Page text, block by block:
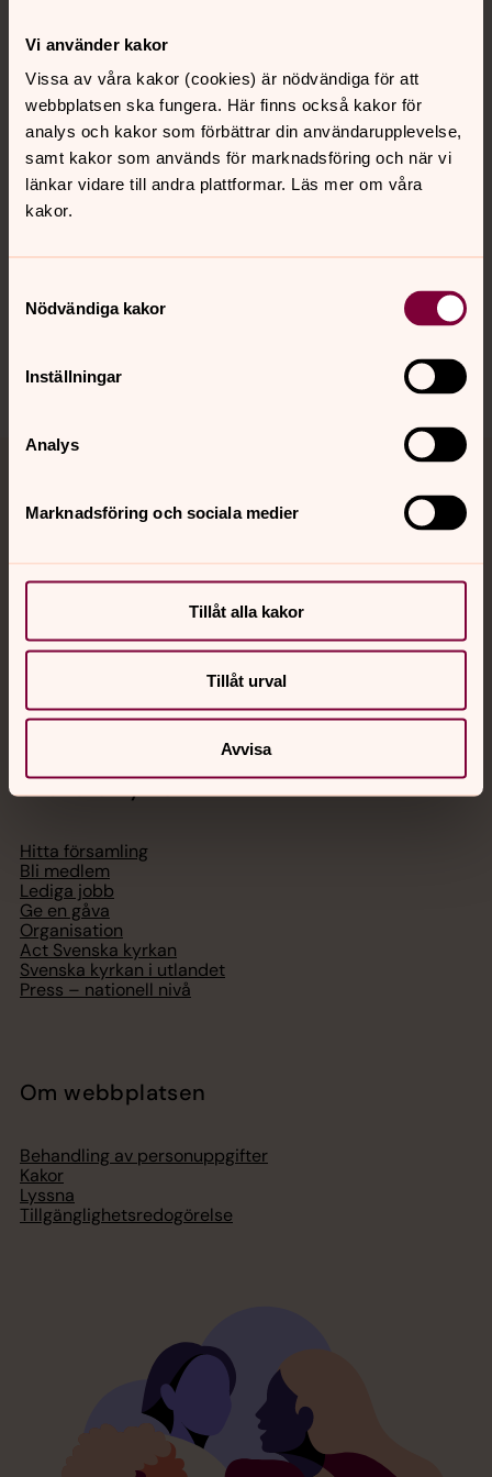
Vi använder kakor
Vissa av våra kakor (cookies) är nödvändiga för att
webbplatsen ska fungera. Här finns också kakor för
analys och kakor som förbättrar din användarupplevelse,
samt kakor som används för marknadsföring och när vi
länkar vidare till andra plattformar. Läs mer om våra
kakor.
Nödvändiga kakor
Inställningar
Analys
Marknadsföring och sociala medier
Tillåt alla kakor
Tillåt urval
Avvisa
Kontakt
Kalender
Sociala kanaler
Akut samtals- och krisstöd. Prata eller chatta anonymt
med en präst på kvällar och nätter.
Digitalt brev
Svenska kyrkan
Hitta församling
Bli medlem
Lediga jobb
Ge en gåva
Organisation
Act Svenska kyrkan
Svenska kyrkan i utlandet
Press – nationell nivå
Om webbplatsen
Behandling av personuppgifter
Kakor
Lyssna
Tillgänglighetsredogörelse